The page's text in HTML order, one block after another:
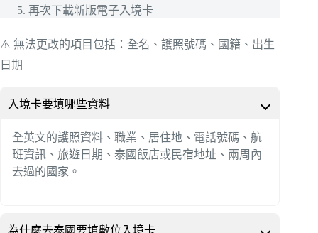
再次下載新版電子入境卡
⚠️ 無法更改的項目包括：全名、護照號碼、國籍、出生
日期
入境卡要填哪些資料
全英文的護照資料、職業、居住地、電話號碼、航
班資訊、旅遊日期、泰國飯店或民宿地址、兩周內
去過的國家。
為什麼去泰國要填數位入境卡